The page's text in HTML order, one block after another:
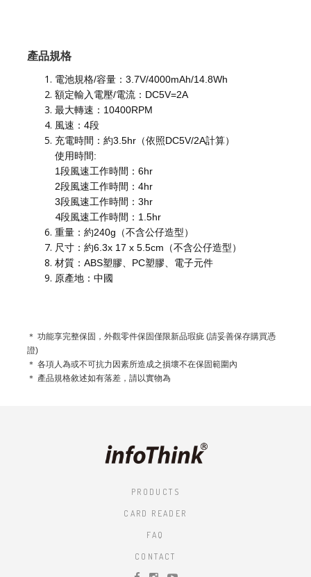
產品規格
電池規格/容量：3.7V/4000mAh/14.8Wh
額定輸入電壓/電流：DC5V=2A
最大轉速：10400RPM
風速：4段
充電時間：約3.5hr（依照DC5V/2A計算）
使用時間:
1段風速工作時間：6hr
2段風速工作時間：4hr
3段風速工作時間：3hr
4段風速工作時間：1.5hr
重量：約240g（不含公仔造型）
尺寸：約6.3x 17 x 5.5cm（不含公仔造型）
材質：ABS塑膠、PC塑膠、電子元件
原產地：中國
＊ 功能享完整保固，外觀零件保固僅限新品瑕疵 (請妥善保存購買憑
證)
＊ 各項人為或不可抗力因素所造成之損壞不在保固範圍內
＊ 產品規格敘述如有落差，請以實物為
PRODUCTS
CARD READER
FAQ
CONTACT